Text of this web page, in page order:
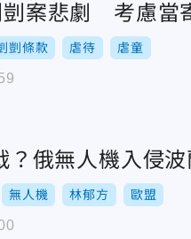
剴案悲劇 考慮當
剴條款 虐待 虐童
？俄無人機入侵
無人機 林郁方 歐盟